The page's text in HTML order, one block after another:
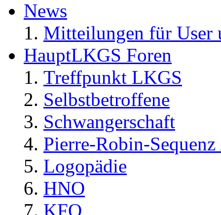
News
Mitteilungen für User
HauptLKGS Foren
Treffpunkt LKGS
Selbstbetroffene
Schwangerschaft
Pierre-Robin-
Logopädie
HNO
KFO